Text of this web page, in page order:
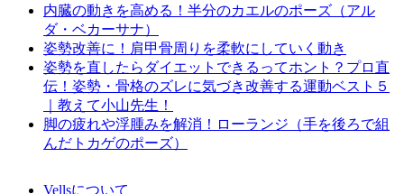
内臓の動きを高める！半分のカエルのポーズ（アル
ダ・ベカーサナ）
姿勢改善に！肩甲骨周りを柔軟にしていく動き
姿勢を直したらダイエットできるってホント？プロ直
伝！姿勢・骨格のズレに気づき改善する運動ベスト５
｜教えて小山先生！
脚の疲れや浮腫みを解消！ローランジ（手を後ろで組
んだトカゲのポーズ）
Vellsについて